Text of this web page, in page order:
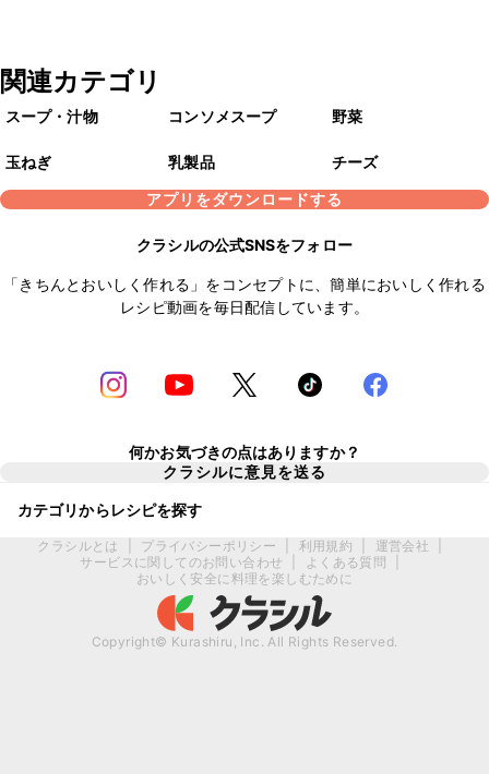
関連カテゴリ
スープ・汁物 コンソメスープ 野菜
玉ねぎ 乳製品
チーズ
アプリをダウンロードする
クラシルの公式SNSをフォロー
「きちんとおいしく作れる」をコンセプトに、簡単においしく作れる
レシピ動画を毎日配信しています。
何かお気づきの点はありますか？
クラシルに意見を送る
カテゴリからレシピを探す
クラシルとは プライバシーポリシー 利用規約 運営会社
サービスに関してのお問い合わせ
よくある質問
おいしく安全に料理を楽しむために
Copyright© Kurashiru, Inc. All Rights Reserved.